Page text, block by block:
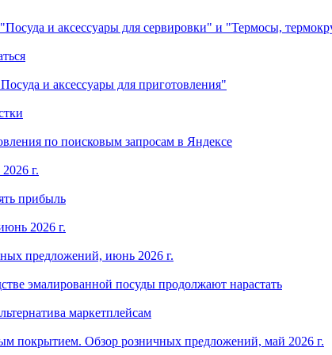
и аксессуары для сервировки" и "Термосы,
и аксессуары для приготовления"
по поисковым запросам в Яндексе
г.
прибыль
2026 г.
предложений, июнь 2026 г.
эмалированной посуды продолжают нарастать
маркетплейсам
покрытием. Обзор розничных предложений, май 2026 г.